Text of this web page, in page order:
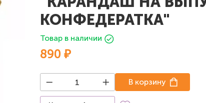
КОНФЕДЕРАТКА"
Товар в наличии
890 ₽
В корзину